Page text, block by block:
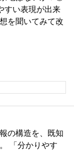
すい表現が出来
を聞いてみて改
の構造を、既知
「分かりやす